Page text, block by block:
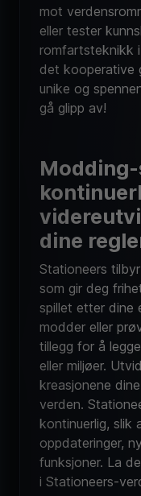
mot
eller tester
romfartsteknikk
det kooperative
unike og
gå glipp av!
dine
Stationeers
som gir deg
spillet etter dine
modder eller
tillegg for å
eller miljøer.
kreasjonene
verden.
kontinuerlig, slik
oppdateringer,
funksjoner. La
i Stationeers-